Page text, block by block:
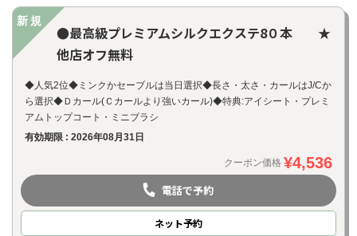
新規
●最高級プレミアムシルクエクステ8０本 ★
他店オフ無料
◆人気2位◆ミンクかセーブルは当日選択◆長さ・太さ・カールはJ/Cか
ら選択◆Ｄカール(Ｃカールより強いカール)◆特典:アイシート・プレミ
アムトップコート・ミニブラシ
有効期限 : 2026年08月31日
クーポン価格 ¥4,536
電話で予約
ネット予約